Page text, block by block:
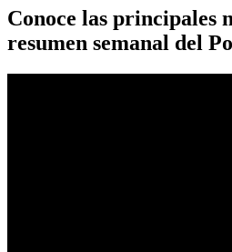
Conoce las principales
resumen semanal del